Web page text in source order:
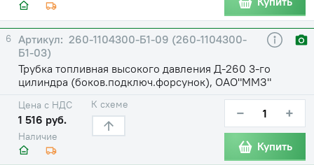
6
260-1104300-Б1-09 (260-1104300-
Б1-03)
Трубка топливная высокого давления Д-260 3-го
цилиндра (боков.подключ.форсунок), ОАО"ММЗ"
Наличие
Цена с НДС
1 516 руб.
К схеме − +
Купить